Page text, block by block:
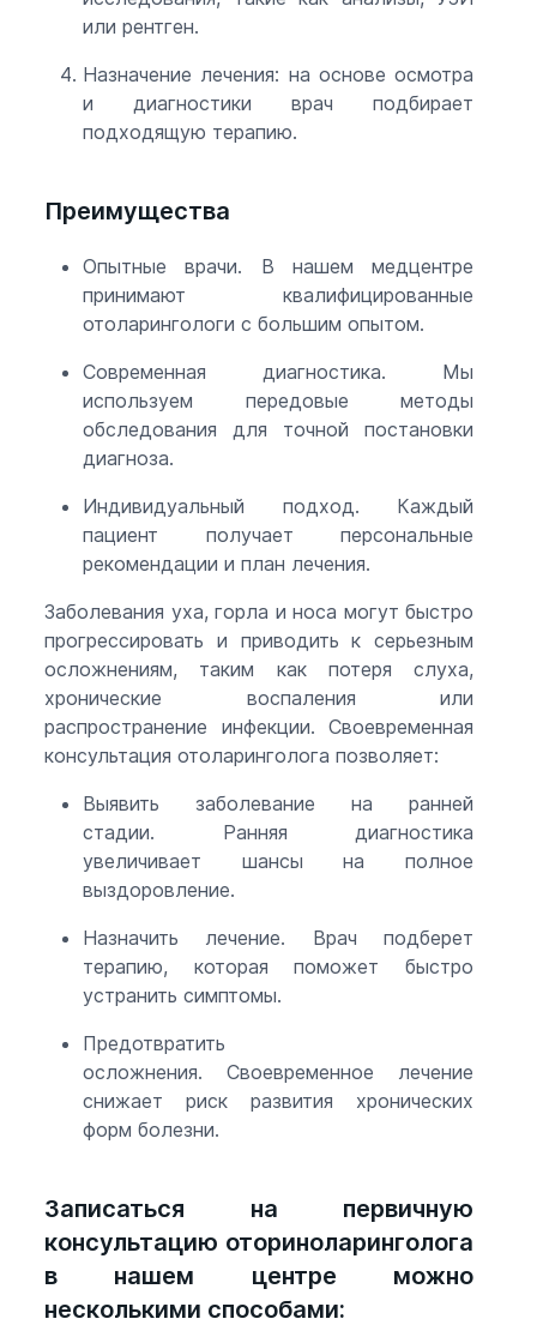
или рентген.
Назначение лечения: на основе осмотра
и диагностики врач подбирает
подходящую терапию.
Преимущества
Опытные врачи. В нашем медцентре
принимают квалифицированные
отоларингологи с большим опытом.
Современная диагностика. Мы
используем передовые методы
обследования для точной постановки
диагноза.
Индивидуальный подход. Каждый
пациент получает персональные
рекомендации и план лечения.
Заболевания уха, горла и носа могут быстро
прогрессировать и приводить к серьезным
осложнениям, таким как потеря слуха,
хронические воспаления или
распространение инфекции. Своевременная
консультация отоларинголога позволяет:
Выявить заболевание на ранней
стадии. Ранняя диагностика
увеличивает шансы на полное
выздоровление.
Назначить лечение. Врач подберет
терапию, которая поможет быстро
устранить симптомы.
Предотвратить
осложнения. Своевременное лечение
снижает риск развития хронических
форм болезни.
Записаться на первичную
консультацию оториноларинголога
в нашем центре можно
несколькими способами: